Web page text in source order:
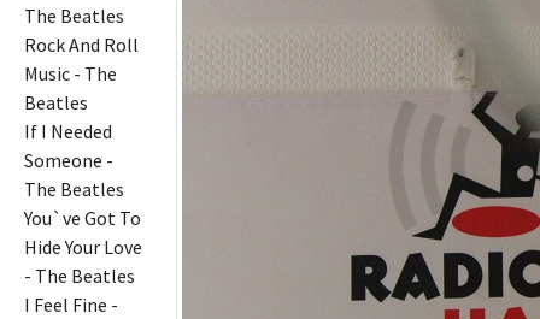
The Beatles
Rock And Roll
Music - The
Beatles
If I Needed
Someone -
The Beatles
You`ve Got To
Hide Your Love
- The Beatles
I Feel Fine -